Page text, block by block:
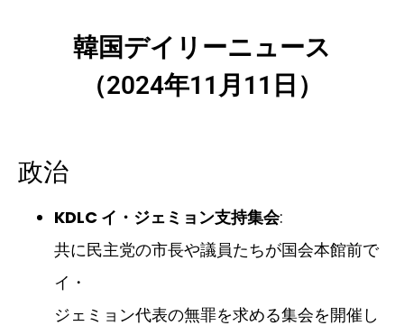
韓国デイリーニュース
（2024年11月11日）
政治
KDLC イ・ジェミョン支持集会:
共に民主党の市長や議員たちが国会本館前で
イ・
ジェミョン代表の無罪を求める集会を開催し